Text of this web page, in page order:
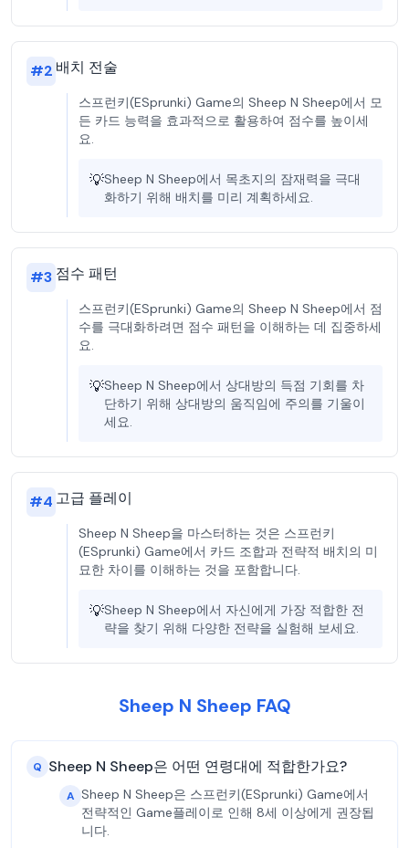
#2 배치 전술
스프런키(ESprunki) Game의 Sheep N Sheep에서 모
든 카드 능력을 효과적으로 활용하여 점수를 높이세
요.
💡Sheep N Sheep에서 목초지의 잠재력을 극대
화하기 위해 배치를 미리 계획하세요.
#3 점수 패턴
스프런키(ESprunki) Game의 Sheep N Sheep에서 점
수를 극대화하려면 점수 패턴을 이해하는 데 집중하세
요.
💡Sheep N Sheep에서 상대방의 득점 기회를 차
단하기 위해 상대방의 움직임에 주의를 기울이
세요.
#4 고급 플레이
Sheep N Sheep을 마스터하는 것은 스프런키
(ESprunki) Game에서 카드 조합과 전략적 배치의 미
묘한 차이를 이해하는 것을 포함합니다.
💡Sheep N Sheep에서 자신에게 가장 적합한 전
략을 찾기 위해 다양한 전략을 실험해 보세요.
Sheep N Sheep FAQ
Q Sheep N Sheep은 어떤 연령대에 적합한가요?
A Sheep N Sheep은 스프런키(ESprunki) Game에서
전략적인 Game플레이로 인해 8세 이상에게 권장됩
니다.